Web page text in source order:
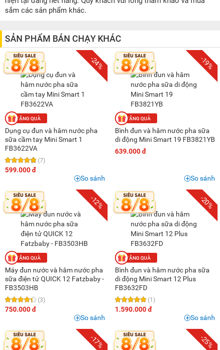
500K - 1 triệu (24)
1 triệu - 1,5 triệu
1,5 triệu - 2 triệu
2 triệu - 3 triệu (4)
sắm các sản phẩm khác.
SẢN PHẨM BÁN CHẠY KHÁC
-24%
Dụng cụ đun và hâm nước pha
sữa cầm tay Mini Smart 1
FB3622VA
(7)
599.000 đ
So sánh
-19%
Bình đun và hâm nước pha sữa
di động Mini Smart 19 FB3821YB
639.000 đ
So sánh
-12%
Máy đun nước và hâm nước pha
sữa điện tử QUICK 12 Fatzbaby -
FB3503HB
(3)
750.000 đ
So sánh
-20%
Bình đun và hâm nước pha sữa
di động Mini Smart 12 Plus
FB3632FD
(1)
1.590.000 đ
So sánh
-17% -25%